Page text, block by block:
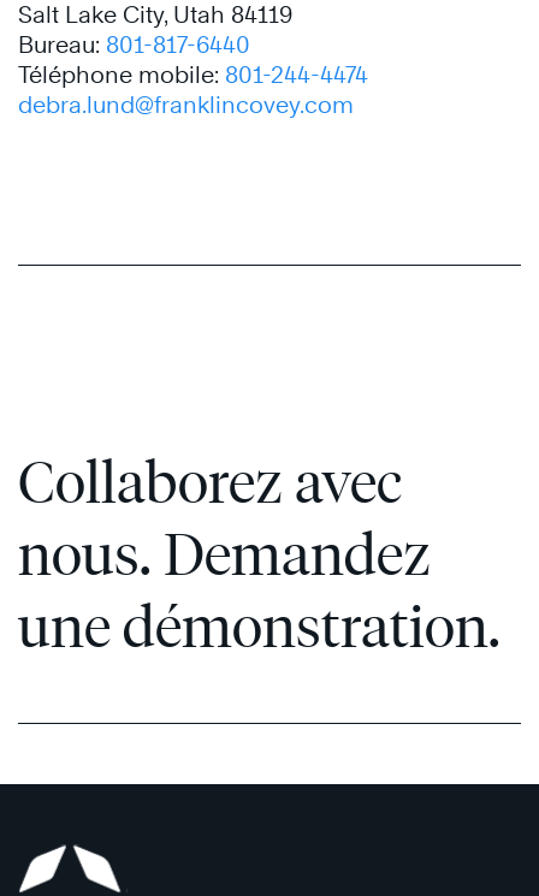
Salt Lake City, Utah 84119
Bureau: 801-817-6440
Téléphone mobile: 801-244-4474
debra.lund@franklincovey.com
Collaborez avec
nous. Demandez
une démonstration.